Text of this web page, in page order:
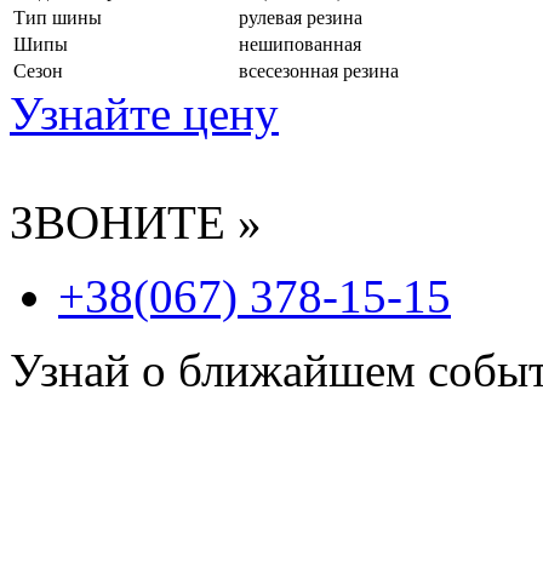
Тип шины
рулевая резина
Шипы
нешипованная
Сезон
всесезонная резина
Узнайте цену
ЗВОНИТЕ »
+38(067) 378-15-15
Узнай о ближайшем